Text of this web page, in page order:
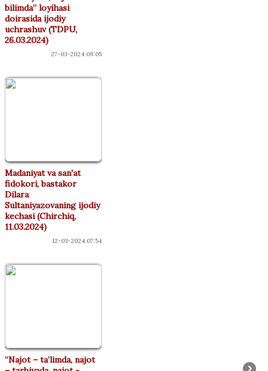
bilimda” loyihasi
doirasida ijodiy
uchrashuv (TDPU,
26.03.2024)
27-03-2024 09:05
Madaniyat va san'at
fidokori, bastakor
Dilara
Sultaniyazovaning ijodiy
kechasi (Chirchiq,
11.03.2024)
12-03-2024 07:54
“Najot – ta’limda, najot